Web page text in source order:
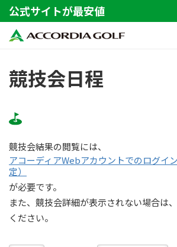
公式サイトが最安値
競技会日程
競技会結果の閲覧には、
アコーディアWebアカウントでのログイ
定）
が必要です。
また、競技会詳細が表示されない場合は
ください。